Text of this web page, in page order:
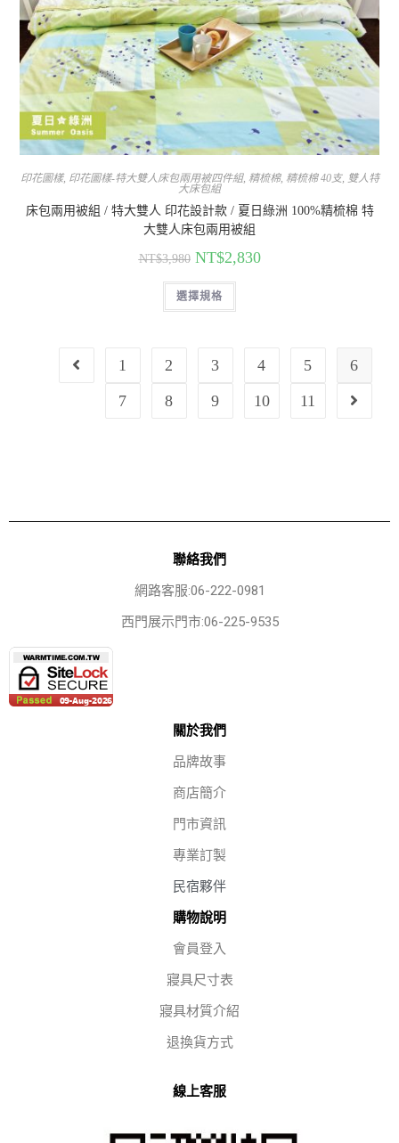
印花圖樣, 印花圖樣-特大雙人床包兩用被四件組, 精梳棉, 精梳棉 40支, 雙人特
大床包組
床包兩用被組 / 特大雙人 印花設計款 / 夏日綠洲 100%精梳棉 特
大雙人床包兩用被組
NT$3,980 NT$2,830
選擇規格
1 2 3 4 5
6
7
8 9 10 11
聯絡我們
網路客服:06-222-0981
西門展示門市:06-225-9535
關於我們
品牌故事
商店簡介
門市資訊
專業訂製
民宿夥伴
購物說明
會員登入
寢具尺寸表
寢具材質介紹
退換貨方式
線上客服